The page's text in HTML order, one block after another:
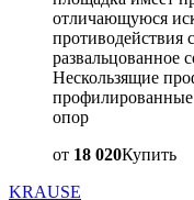
отличающуюся
развальцованное
Нескользящие
опор
от 18 020Купить
KRAUSE